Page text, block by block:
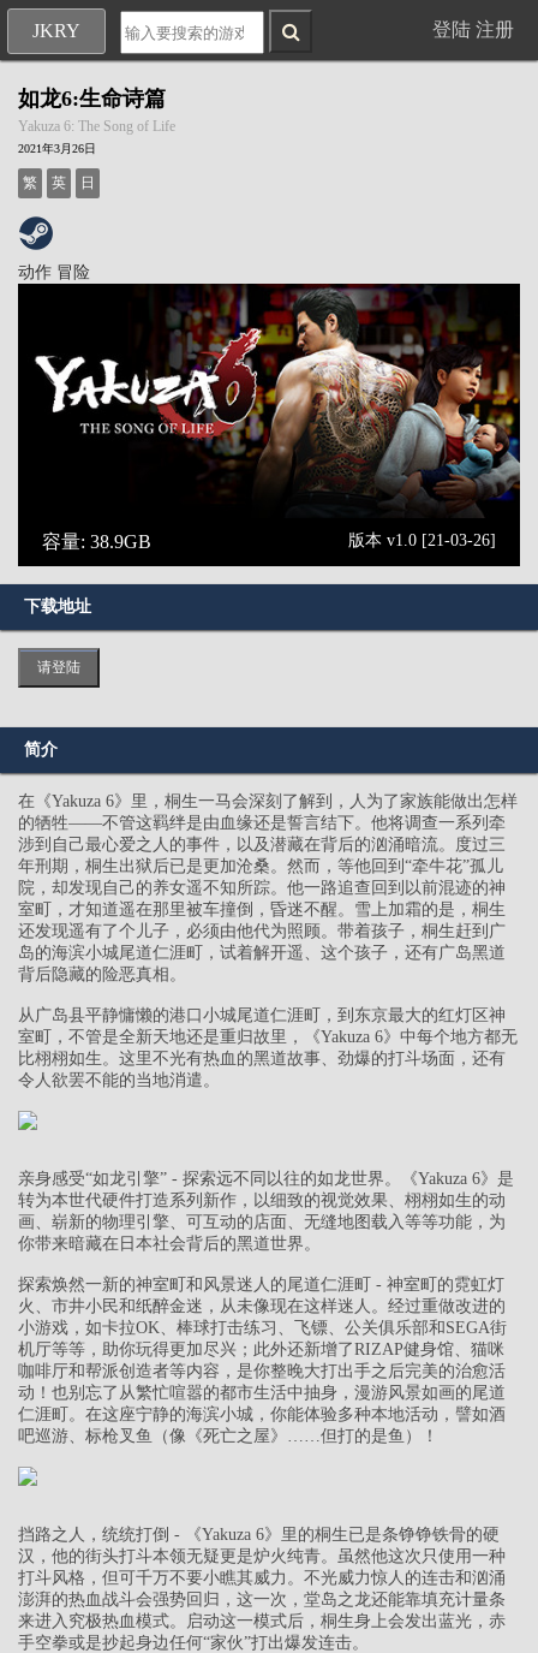
JKRY 登陆 注册
如龙6:生命诗篇
Yakuza 6: The Song of Life
2021年3月26日
繁 英 日
动作 冒险
容量: 38.9GB 版本 v1.0 [21-03-26]
下载地址
请登陆
简介
在《Yakuza 6》里，桐生一马会深刻了解到，人为了家族能做出怎样
的牺牲——不管这羁绊是由血缘还是誓言结下。他将调查一系列牵
涉到自己最心爱之人的事件，以及潜藏在背后的汹涌暗流。度过三
年刑期，桐生出狱后已是更加沧桑。然而，等他回到“牵牛花”孤儿
院，却发现自己的养女遥不知所踪。他一路追查回到以前混迹的神
室町，才知道遥在那里被车撞倒，昏迷不醒。雪上加霜的是，桐生
还发现遥有了个儿子，必须由他代为照顾。带着孩子，桐生赶到广
岛的海滨小城尾道仁涯町，试着解开遥、这个孩子，还有广岛黑道
背后隐藏的险恶真相。
从广岛县平静慵懒的港口小城尾道仁涯町，到东京最大的红灯区神
室町，不管是全新天地还是重归故里，《Yakuza 6》中每个地方都无
比栩栩如生。这里不光有热血的黑道故事、劲爆的打斗场面，还有
令人欲罢不能的当地消遣。
亲身感受“如龙引擎” - 探索远不同以往的如龙世界。《Yakuza 6》是
转为本世代硬件打造系列新作，以细致的视觉效果、栩栩如生的动
画、崭新的物理引擎、可互动的店面、无缝地图载入等等功能，为
你带来暗藏在日本社会背后的黑道世界。
探索焕然一新的神室町和风景迷人的尾道仁涯町 - 神室町的霓虹灯
火、市井小民和纸醉金迷，从未像现在这样迷人。经过重做改进的
小游戏，如卡拉OK、棒球打击练习、飞镖、公关俱乐部和SEGA街
机厅等等，助你玩得更加尽兴；此外还新增了RIZAP健身馆、猫咪
咖啡厅和帮派创造者等内容，是你整晚大打出手之后完美的治愈活
动！也别忘了从繁忙喧嚣的都市生活中抽身，漫游风景如画的尾道
仁涯町。在这座宁静的海滨小城，你能体验多种本地活动，譬如酒
吧巡游、标枪叉鱼（像《死亡之屋》……但打的是鱼）！
挡路之人，统统打倒 - 《Yakuza 6》里的桐生已是条铮铮铁骨的硬
汉，他的街头打斗本领无疑更是炉火纯青。虽然他这次只使用一种
打斗风格，但可千万不要小瞧其威力。不光威力惊人的连击和汹涌
澎湃的热血战斗会强势回归，这一次，堂岛之龙还能靠填充计量条
来进入究极热血模式。启动这一模式后，桐生身上会发出蓝光，赤
手空拳或是抄起身边任何“家伙”打出爆发连击。